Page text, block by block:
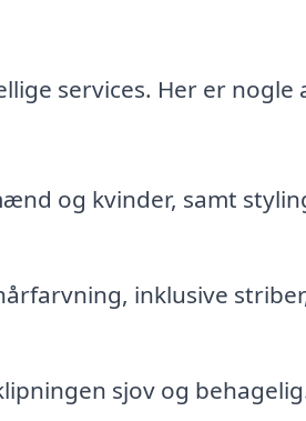
services. Her er nogle
og kvinder, samt
inklusive
sjov og